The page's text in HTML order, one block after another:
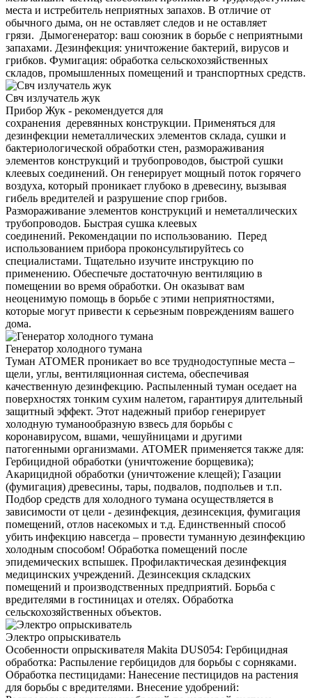
места и истребитель неприятных запахов. В отличие от
обычного дыма, он не оставляет следов и не оставляет
грязи. Дымогенератор: ваш союзник в борьбе с неприятными
запахами. Дезинфекция: уничтожение бактерий, вирусов и
грибков. Фумигация: обработка сельскохозяйственных
складов, промышленных помещений и транспортных средств.
Свч излучатель жук
Прибор Жук - рекомендуется для
сохранения деревянных конструкции. Применяться для
дезинфекции неметаллических элементов склада, сушки и
бактериологической обработки стен, размораживания
элементов конструкций и трубопроводов, быстрой сушки
клеевых соединений. Он генерирует мощный поток горячего
воздуха, который проникает глубоко в древесину, вызывая
гибель вредителей и разрушение спор грибов.
Размораживание элементов конструкций и неметаллических
трубопроводов. Быстрая сушка клеевых
соединений. Рекомендации по использованию. Перед
использованием прибора проконсультируйтесь со
специалистами. Тщательно изучите инструкцию по
применению. Обеспечьте достаточную вентиляцию в
помещении во время обработки. Он оказыват вам
неоценимую помощь в борьбе с этими неприятностями,
которые могут привести к серьезным повреждениям вашего
дома.
Генератор холодного тумана
Туман ATOMER проникает во все труднодоступные места –
щели, углы, вентиляционная система, обеспечивая
качественную дезинфекцию. Распыленный туман оседает на
поверхностях тонким сухим налетом, гарантируя длительный
защитный эффект. Этот надежный прибор генерирует
холодную туманообразную взвесь для борьбы с
коронавирусом, вшами, чешуйницами и другими
патогенными организмами. ATOMER применяется также для:
Гербицидной обработки (уничтожение борщевика);
Акарицидной обработки (уничтожение клещей); Газации
(фумигация) древесины, тары, подвалов, подпольев и т.п.
Подбор средств для холодного тумана осуществляется в
зависимости от цели - дезинфекция, дезинсекция, фумигация
помещений, отлов насекомых и т.д. Единственный способ
убить инфекцию навсегда – провести туманную дезинфекцию
холодным способом! Обработка помещений после
эпидемических вспышек. Профилактическая дезинфекция
медицинских учреждений. Дезинсекция складских
помещений и производственных предприятий. Борьба с
вредителями в гостиницах и отелях. Обработка
сельскохозяйственных объектов.
Электро опрыскиватель
Особенности опрыскивателя Makita DUS054: Гербицидная
обработка: Распыление гербицидов для борьбы с сорняками.
Обработка пестицидами: Нанесение пестицидов на растения
для борьбы с вредителями. Внесение удобрений: